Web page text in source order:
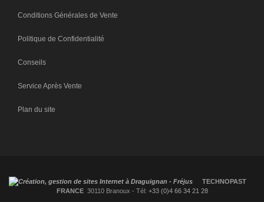
Conditions Générales de Vente
Politique de Confidentialité
Conseils
Service Après Vente
Plan du site
TECHNOPAST
FRANCE30110 Branoux - Tél: +33 (0)4 66 34 21 28